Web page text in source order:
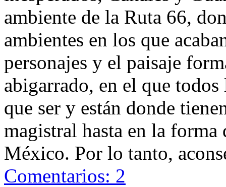
ambiente de la Ruta 66,
ambientes en los que
personajes y el paisaje
abigarrado, en el que
que ser y están donde
magistral hasta en la
México. Por lo tanto,
Comentarios: 2